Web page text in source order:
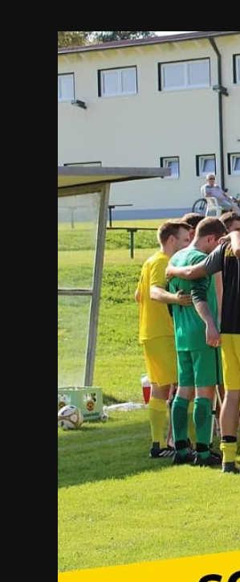
Zeige
grösseres
Bild